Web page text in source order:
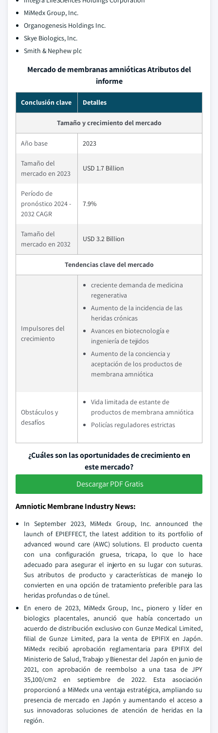
MiMedx Group, Inc.
Organogenesis Holdings Inc.
Skye Biologics, Inc.
Smith & Nephew plc
Mercado de membranas amnióticas Atributos del
informe
Conclusión clave Detalles
Tamaño y crecimiento del mercado
Año base 2023
Tamaño del
mercado en 2023
USD 1.7 Billion
Período de
pronóstico 2024 -
2032 CAGR
7.9%
Tamaño del
mercado en 2032
USD 3.2 Billion
Tendencias clave del mercado
Impulsores del
crecimiento
creciente demanda de medicina
regenerativa
Aumento de la incidencia de las
heridas crónicas
Avances en biotecnología e
ingeniería de tejidos
Aumento de la conciencia y
aceptación de los productos de
membrana amniótica
Obstáculos y
desafíos
Vida limitada de estante de
productos de membrana amniótica
Policías reguladores estrictas
¿Cuáles son las oportunidades de crecimiento en
este mercado?
Descargar PDF Gratis
Amniotic Membrane Industry News:
In September 2023, MiMedx Group, Inc. announced the
launch of EPIEFFECT, the latest addition to its portfolio of
advanced wound care (AWC) solutions. El producto cuenta
con una configuración gruesa, tricapa, lo que lo hace
adecuado para asegurar el injerto en su lugar con suturas.
Sus atributos de producto y características de manejo lo
convierten en una opción de tratamiento preferible para las
heridas profundas o de túnel.
En enero de 2023, MiMedx Group, Inc., pionero y líder en
biologics placentales, anunció que había concertado un
acuerdo de distribución exclusivo con Gunze Medical Limited,
filial de Gunze Limited, para la venta de EPIFIX en Japón.
MiMedx recibió aprobación reglamentaria para EPIFIX del
Ministerio de Salud, Trabajo y Bienestar del Japón en junio de
2021, con aprobación de reembolso a una tasa de JPY
35,100/cm2 en septiembre de 2022. Esta asociación
proporcionó a MiMedx una ventaja estratégica, ampliando su
presencia de mercado en Japón y aumentando el acceso a
sus innovadoras soluciones de atención de heridas en la
región.